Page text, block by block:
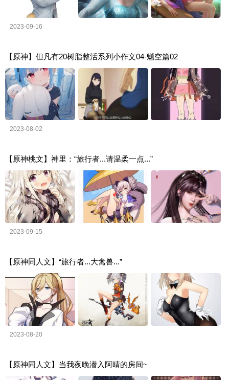
2023-09-16
【原神】但凡有20树脂整活系列小作文04-魈空篇02
2023-08-02
【原神桃文】神里：“旅行者...请温柔一点...”
2023-09-15
【原神同人文】“旅行者...大禽兽...”
2023-08-20
【原神同人文】当我夜晚潜入阿晴的房间~